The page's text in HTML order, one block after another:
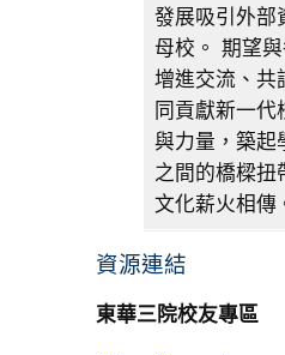
發展吸引外部
母校。 期望
增進交流、共
同貢獻新一代
與力量，築起
之間的橋樑扭
文化薪火相傳
資源連結
東華三院校友專區